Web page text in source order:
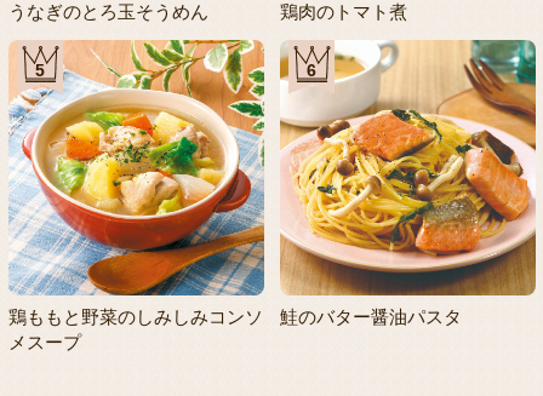
うなぎのとろ玉そうめん 鶏肉のトマト煮
5
鶏ももと野菜のしみしみコンソ
メスープ
6
鮭のバター醤油パスタ